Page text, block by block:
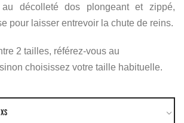
décolleté dos plongeant et zippé,
pour laisser entrevoir la chute de reins.
2 tailles, référez-vous au
choisissez votre taille habituelle.